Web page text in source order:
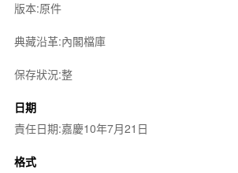
版本:原件
典藏沿革:內閣檔庫
保存狀況:整
日期
責任日期:嘉慶10年7月21日
格式